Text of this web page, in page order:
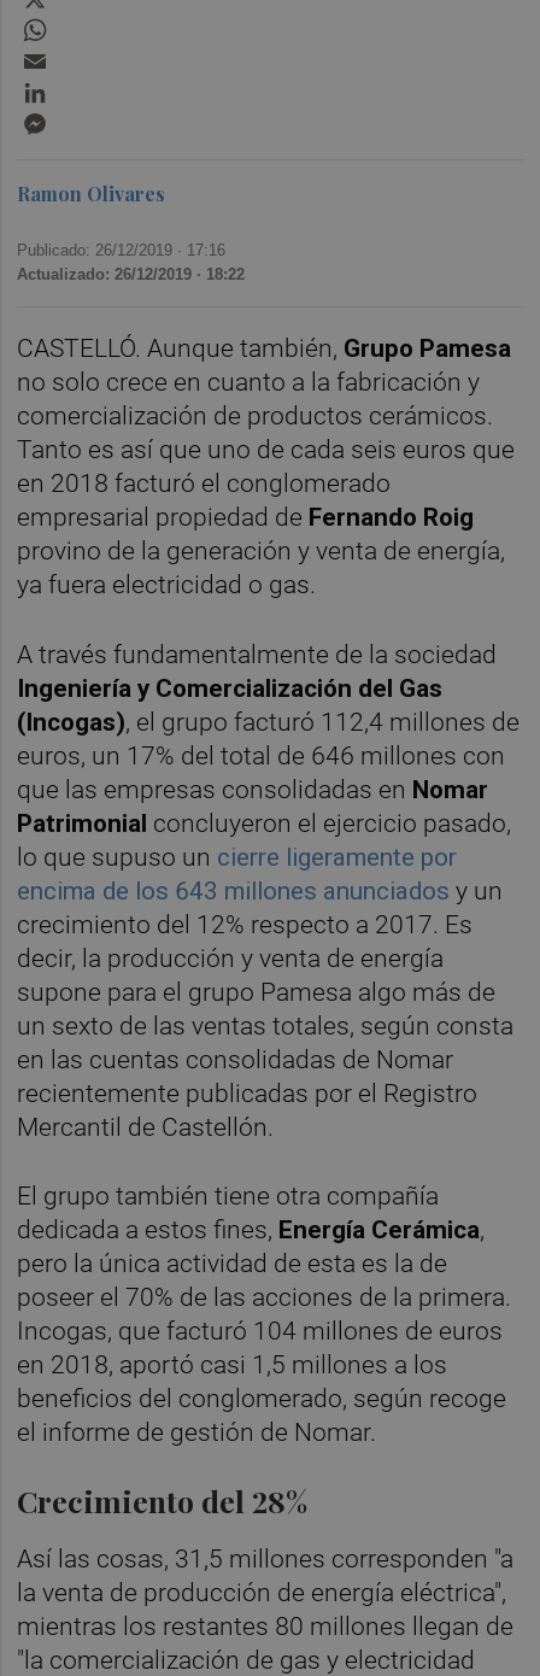
Ramon Olivares
Publicado: 26/12/2019 · 17:16
Actualizado: 26/12/2019 · 18:22
CASTELLÓ. Aunque también, Grupo Pamesa
no solo crece en cuanto a la fabricación y
comercialización de productos cerámicos.
Tanto es así que uno de cada seis euros que
en 2018 facturó el conglomerado
empresarial propiedad de Fernando Roig
provino de la generación y venta de energía,
ya fuera electricidad o gas.
A través fundamentalmente de la sociedad
Ingeniería y Comercialización del Gas
(Incogas), el grupo facturó 112,4 millones de
euros, un 17% del total de 646 millones con
que las empresas consolidadas en Nomar
Patrimonial concluyeron el ejercicio pasado,
lo que supuso un cierre ligeramente por
encima de los 643 millones anunciados y un
crecimiento del 12% respecto a 2017. Es
decir, la producción y venta de energía
supone para el grupo Pamesa algo más de
un sexto de las ventas totales, según consta
en las cuentas consolidadas de Nomar
recientemente publicadas por el Registro
Mercantil de Castellón.
El grupo también tiene otra compañía
dedicada a estos fines, Energía Cerámica,
pero la única actividad de esta es la de
poseer el 70% de las acciones de la primera.
Incogas, que facturó 104 millones de euros
en 2018, aportó casi 1,5 millones a los
beneficios del conglomerado, según recoge
el informe de gestión de Nomar.
Crecimiento del 28%
Así las cosas, 31,5 millones corresponden "a
la venta de producción de energía eléctrica",
mientras los restantes 80 millones llegan de
"la comercialización de gas y electricidad